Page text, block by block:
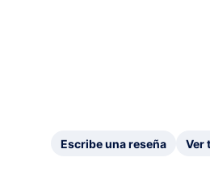
Escribe una reseña Ver